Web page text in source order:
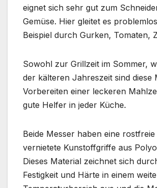
eignet sich sehr gut zum
Gemüse. Hier gleitet es
Beispiel durch Gurken, Tomaten,
Sowohl zur Grillzeit im Sommer,
der kälteren Jahreszeit sind diese
Vorbereiten einer leckeren
gute Helfer in jeder Küche.
Beide Messer haben eine
vernietete Kunstoffgriffe aus
Dieses Material zeichnet sich
Festigkeit und Härte in einem